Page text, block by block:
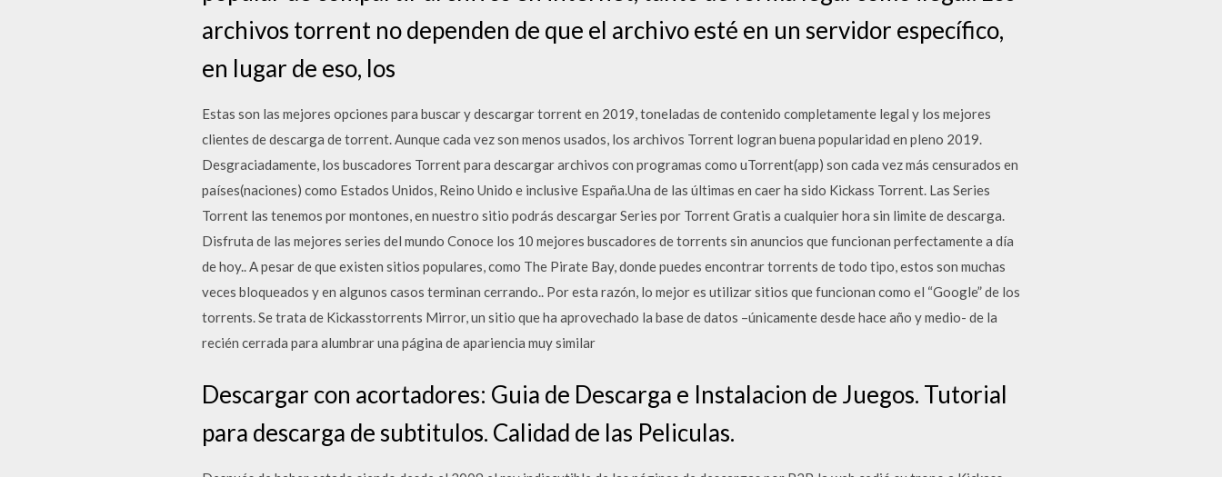
archivos torrent no dependen de que el archivo esté en un servidor específico,
en lugar de eso, los
Estas son las mejores opciones para buscar y descargar torrent en 2019, toneladas de contenido completamente legal y los mejores
clientes de descarga de torrent. Aunque cada vez son menos usados, los archivos Torrent logran buena popularidad en pleno 2019.
Desgraciadamente, los buscadores Torrent para descargar archivos con programas como uTorrent(app) son cada vez más censurados en
países(naciones) como Estados Unidos, Reino Unido e inclusive España.Una de las últimas en caer ha sido Kickass Torrent. Las Series
Torrent las tenemos por montones, en nuestro sitio podrás descargar Series por Torrent Gratis a cualquier hora sin limite de descarga.
Disfruta de las mejores series del mundo Conoce los 10 mejores buscadores de torrents sin anuncios que funcionan perfectamente a día
de hoy.. A pesar de que existen sitios populares, como The Pirate Bay, donde puedes encontrar torrents de todo tipo, estos son muchas
veces bloqueados y en algunos casos terminan cerrando.. Por esta razón, lo mejor es utilizar sitios que funcionan como el “Google” de los
torrents. Se trata de Kickasstorrents Mirror, un sitio que ha aprovechado la base de datos –únicamente desde hace año y medio- de la
recién cerrada para alumbrar una página de apariencia muy similar
Descargar con acortadores: Guia de Descarga e Instalacion de Juegos. Tutorial
para descarga de subtitulos. Calidad de las Peliculas.